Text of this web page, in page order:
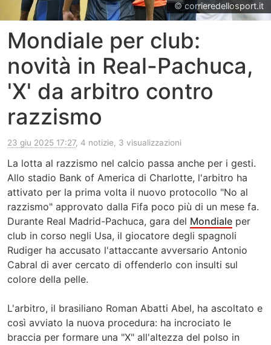
© corrieredellosport.it
Mondiale per club:
novità in Real-Pachuca,
'X' da arbitro contro
razzismo
23 giu 2025 17:27, 4 notizie, 3 visualizzazioni
La lotta al razzismo nel calcio passa anche per i gesti.
Allo stadio Bank of America di Charlotte, l'arbitro ha
attivato per la prima volta il nuovo protocollo "No al
razzismo" approvato dalla Fifa poco più di un mese fa.
Durante Real Madrid-Pachuca, gara del Mondiale per
club in corso negli Usa, il giocatore degli spagnoli
Rudiger ha accusato l'attaccante avversario Antonio
Cabral di aver cercato di offenderlo con insulti sul
colore della pelle.
L'arbitro, il brasiliano Roman Abatti Abel, ha ascoltato e
così avviato la nuova procedura: ha incrociato le
braccia per formare una "X" all'altezza del polso in